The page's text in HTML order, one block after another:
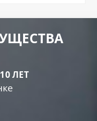
ЛЕТ